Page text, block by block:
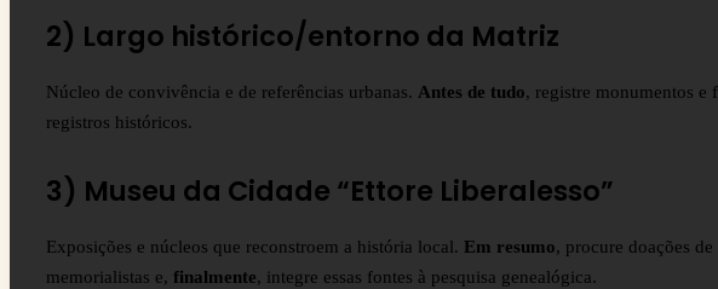
2) Largo histórico/entorno da Matriz
Núcleo de convivência e de referências urbanas. Antes de tudo, registre monumentos e
registros históricos.
3) Museu da Cidade “Ettore Liberalesso”
Exposições e núcleos que reconstroem a história local. Em resumo, procure doações
memorialistas e, finalmente, integre essas fontes à pesquisa genealógica.